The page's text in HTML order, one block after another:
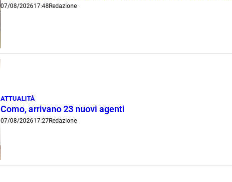
07/08/202617:48 Redazione
ATTUALITÀ
Como, arrivano 23 nuovi agenti
07/08/202617:27Redazione